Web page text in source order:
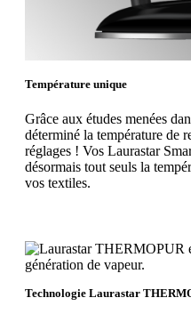
Température unique
Grâce aux études menées
déterminé la température de
réglages ! Vos Laurastar
désormais tout seuls la
vos textiles.
Technologie Laurastar